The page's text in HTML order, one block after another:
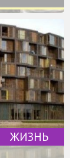
ЖИЗНЬ